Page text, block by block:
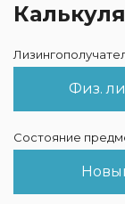
Физ.
Состояние